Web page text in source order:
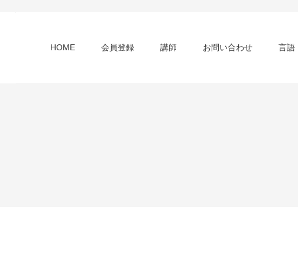
HOME 会員登録 講師 お問い合わせ 言語